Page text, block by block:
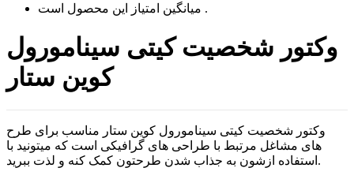
میانگین امتیاز این محصول است .
وکتور شخصیت کیتی سینامورول
کوین ستار
وکتور شخصیت کیتی سینامورول کوین ستار مناسب برای طرح
های مشاغل مرتبط با طراحی های گرافیکی است که میتونید با
استفاده ازشون به جذاب شدن طرحتون کمک کنه و لذت ببرید.